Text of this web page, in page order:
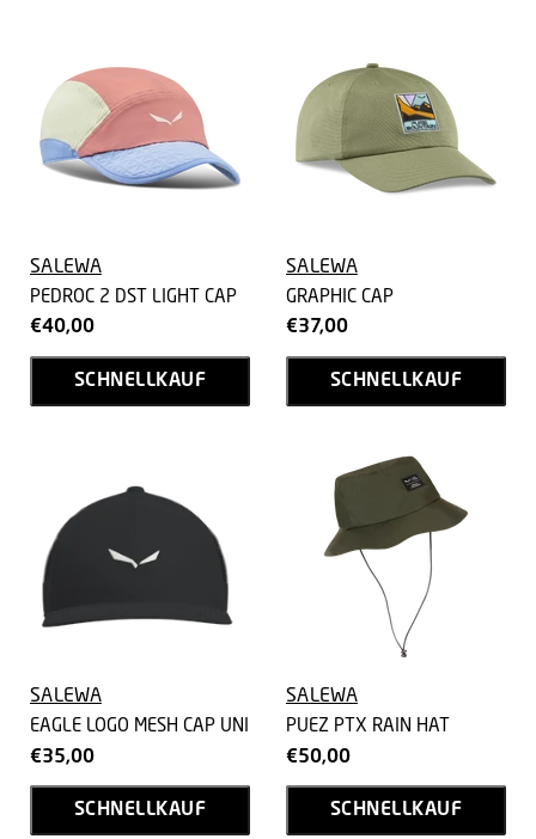
SALEWA
PEDROC 2 DST LIGHT CAP
€40,00
SCHNELLKAUF
SALEWA
GRAPHIC CAP
€37,00
SCHNELLKAUF
SALEWA
EAGLE LOGO MESH CAP UNI
€35,00
SCHNELLKAUF
SALEWA
PUEZ PTX RAIN HAT
€50,00
SCHNELLKAUF